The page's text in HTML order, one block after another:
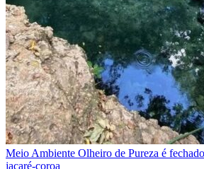
Meio Ambiente Olheiro de Pureza é
jacaré-coroa